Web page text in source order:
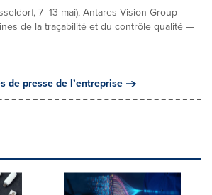
7–13 mai), Antares Vision Group —
de la traçabilité et du contrôle qualité —
de presse de l’entreprise